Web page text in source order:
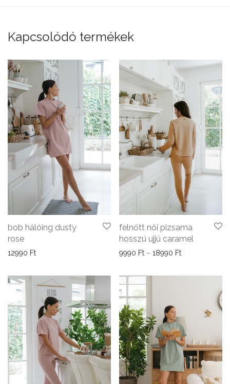
Kapcsolódó termékek
bob hálóing dusty
rose
12990 Ft
felnőtt női pizsama
hosszú ujjú caramel
9990 Ft – 18990 FtÁrtartomány: